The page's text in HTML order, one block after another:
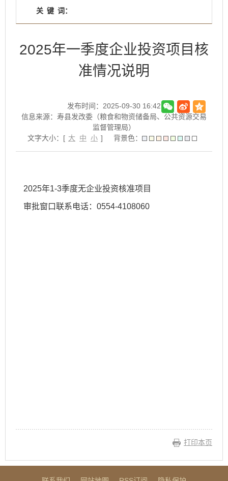
关 键 词：
2025年一季度企业投资项目核
准情况说明
发布时间：2025-09-30 16:42
信息来源：寿县发改委（粮食和物资储备局、公共资源交易
监督管理局）
文字大小：[ 大 中 小 ] 背景色：
2025年1-3季度无企业投资核准项目
审批窗口联系电话：0554-4108060
打印本页